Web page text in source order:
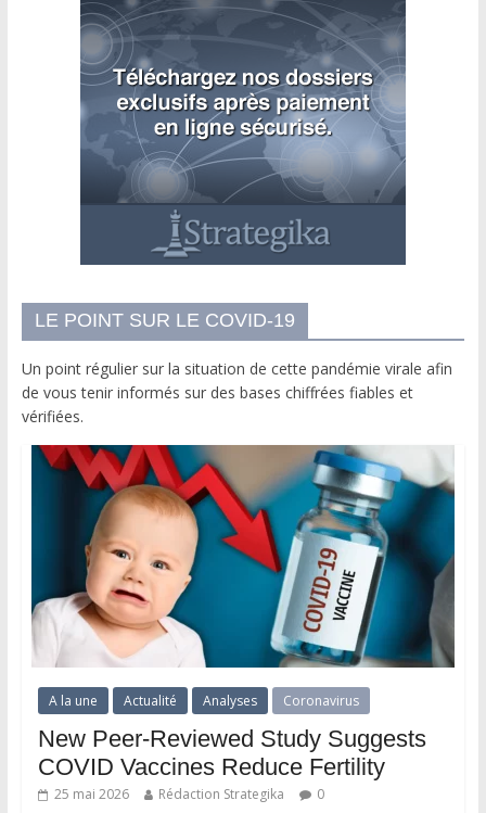
LE POINT SUR LE COVID-19
Un point régulier sur la situation de cette pandémie virale afin
de vous tenir informés sur des bases chiffrées fiables et
vérifiées.
A la une Actualité Analyses Coronavirus
New Peer-Reviewed Study Suggests
COVID Vaccines Reduce Fertility
25 mai 2026 Rédaction Strategika 0